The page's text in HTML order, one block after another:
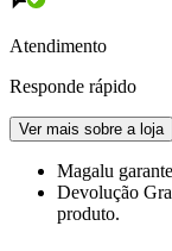
Atendimento
Responde rápido
Ver mais sobre a loja
Magalu garante
Devolução
produto.